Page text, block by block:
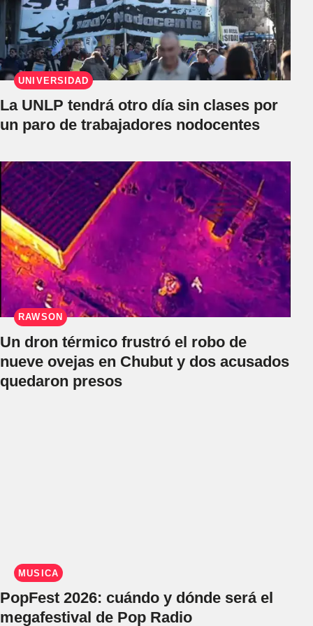
UNIVERSIDAD
La UNLP tendrá otro día sin clases por
un paro de trabajadores nodocentes
RAWSON
Un dron térmico frustró el robo de
nueve ovejas en Chubut y dos acusados
quedaron presos
MÚSICA
PopFest 2026: cuándo y dónde será el
megafestival de Pop Radio